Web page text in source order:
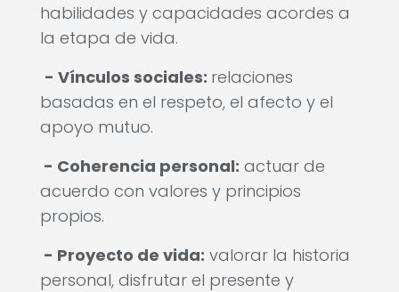
habilidades y capacidades acordes a
la etapa de vida.
- Vínculos sociales: relaciones
basadas en el respeto, el afecto y el
apoyo mutuo.
- Coherencia personal: actuar de
acuerdo con valores y principios
propios.
- Proyecto de vida: valorar la historia
personal, disfrutar el presente y